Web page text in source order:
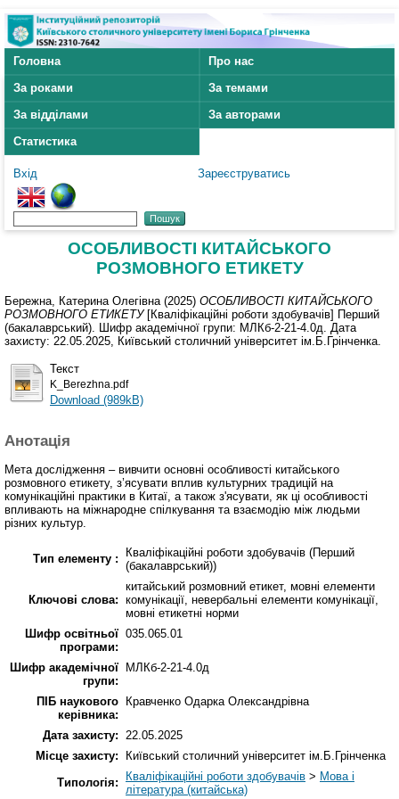
Головна
Про нас
За роками
За темами
За відділами
За авторами
Статистика
Вхід Зареєструватись
ОСОБЛИВОСТІ КИТАЙСЬКОГО
РОЗМОВНОГО ЕТИКЕТУ
Бережна, Катерина Олегівна (2025) ОСОБЛИВОСТІ КИТАЙСЬКОГО
РОЗМОВНОГО ЕТИКЕТУ[Кваліфікаційні роботи здобувачів] Перший
(бакалаврський). Шифр академічної групи: МЛКб-2-21-4.0д. Дата
захисту: 22.05.2025, Київський столичний університет ім.Б.Грінченка.
Текст
K_Berezhna.pdf
Download (989kB)
Анотація
Мета дослідження – вивчити основні особливості китайського
розмовного етикету, з’ясувати вплив культурних традицій на
комунікаційні практики в Китаї, а також з'ясувати, як ці особливості
впливають на міжнародне спілкування та взаємодію між людьми
різних культур.
Тип елементу :
Кваліфікаційні роботи здобувачів (Перший
(бакалаврський))
Ключові слова:
китайський розмовний етикет, мовні елементи
комунікації, невербальні елементи комунікації,
мовні етикетні норми
Шифр освітньої
програми:
035.065.01
Шифр академічної
групи:
МЛКб-2-21-4.0д
ПІБ наукового
керівника:
Кравченко Одарка Олександрівна
Дата захисту: 22.05.2025
Місце захисту:
Київський столичний університет ім.Б.Грінченка
Типологія:
Кваліфікаційні роботи здобувачів > Мова і
література (китайська)